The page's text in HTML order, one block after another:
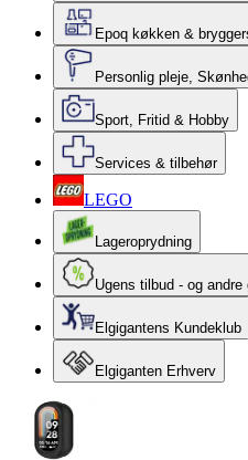
Epoq køkken &
Personlig pleje,
Sport, Fritid & Hobby
Services & tilbehør
LEGO
Lageroprydning
Ugens tilbud - og andre
Elgigantens Kundeklub
Elgiganten Erhverv